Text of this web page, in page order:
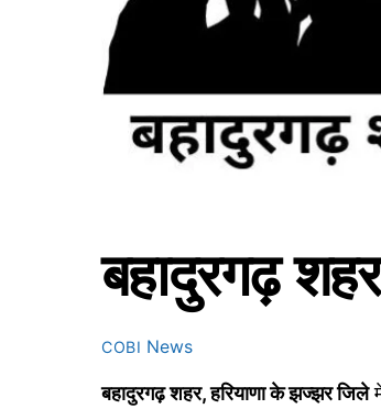
बहादुरगढ़
COBI News
बहादुरगढ़ शहर, हरियाणा के झज्झर जिले